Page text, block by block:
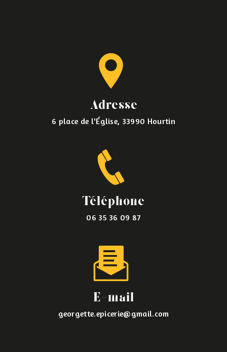
Adresse
6 place de l'Église, 33990 Hourtin
Téléphone
06 35 36 09 87
E-mail
georgette.epicerie@gmail.com